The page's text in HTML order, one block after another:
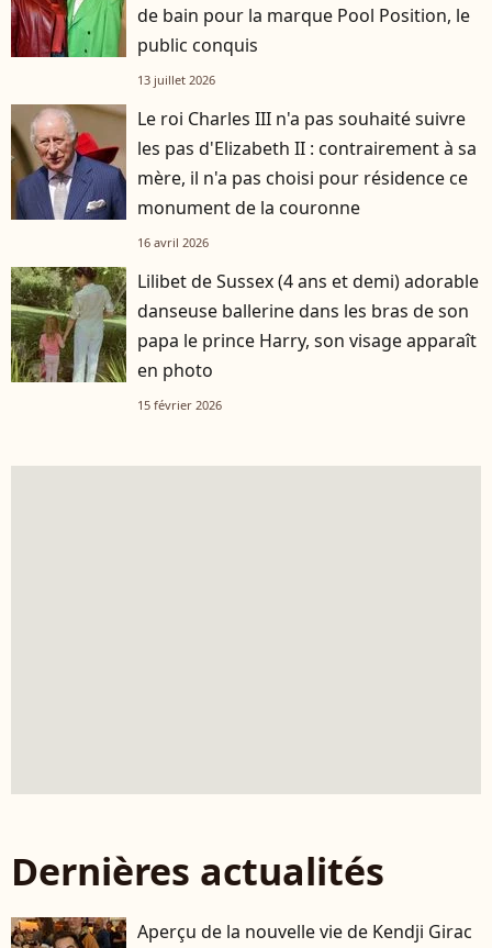
de bain pour la marque Pool Position, le
public conquis
13 juillet 2026
Le roi Charles III n'a pas souhaité suivre
les pas d'Elizabeth II : contrairement à sa
mère, il n'a pas choisi pour résidence ce
monument de la couronne
16 avril 2026
Lilibet de Sussex (4 ans et demi) adorable
danseuse ballerine dans les bras de son
papa le prince Harry, son visage apparaît
en photo
15 février 2026
Dernières actualités
Aperçu de la nouvelle vie de Kendji Girac